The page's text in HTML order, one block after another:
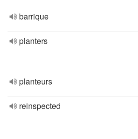
barrique
planters
planteurs
reinspected